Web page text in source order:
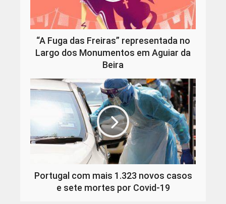
“A Fuga das Freiras” representada no
Largo dos Monumentos em Aguiar da
Beira
Portugal com mais 1.323 novos casos
e sete mortes por Covid-19